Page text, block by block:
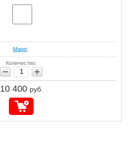
Mapei
Количество:
10 400 руб.